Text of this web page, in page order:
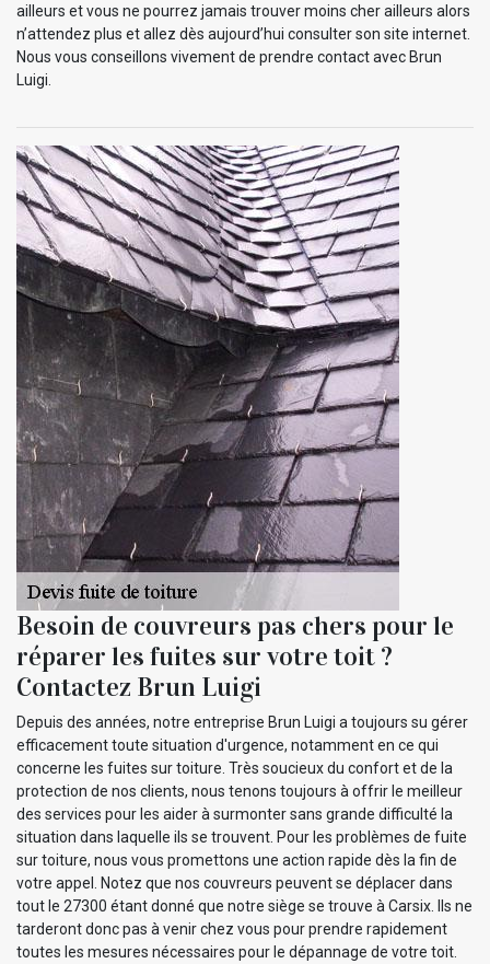
ailleurs et vous ne pourrez jamais trouver moins cher ailleurs alors
n’attendez plus et allez dès aujourd’hui consulter son site internet.
Nous vous conseillons vivement de prendre contact avec Brun
Luigi.
Besoin de couvreurs pas chers pour le
réparer les fuites sur votre toit ?
Contactez Brun Luigi
Depuis des années, notre entreprise Brun Luigi a toujours su gérer
efficacement toute situation d'urgence, notamment en ce qui
concerne les fuites sur toiture. Très soucieux du confort et de la
protection de nos clients, nous tenons toujours à offrir le meilleur
des services pour les aider à surmonter sans grande difficulté la
situation dans laquelle ils se trouvent. Pour les problèmes de fuite
sur toiture, nous vous promettons une action rapide dès la fin de
votre appel. Notez que nos couvreurs peuvent se déplacer dans
tout le 27300 étant donné que notre siège se trouve à Carsix. Ils ne
tarderont donc pas à venir chez vous pour prendre rapidement
toutes les mesures nécessaires pour le dépannage de votre toit.